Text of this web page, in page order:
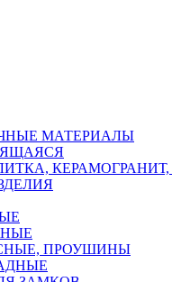
МАТЕРИАЛЫ
ПРОУШИНЫ